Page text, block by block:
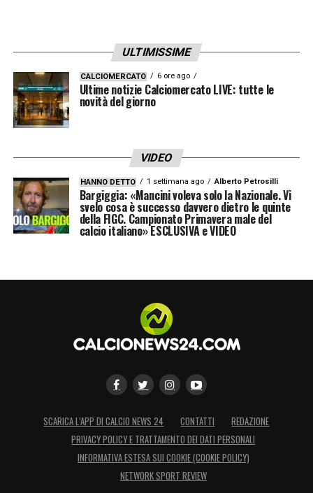
ULTIMISSIME
CALCIOMERCATO 6 ore ago
Ultime notizie Calciomercato LIVE: tutte le
novità del giorno
VIDEO
HANNO DETTO 1 settimana ago Alberto Petrosilli
Bargiggia: «Mancini voleva solo la Nazionale. Vi
svelo cosa è successo davvero dietro le quinte
della FIGC. Campionato Primavera male del
calcio italiano» ESCLUSIVA e VIDEO
SCARICA L’APP DI CALCIO NEWS 24 CONTATTI
REDAZIONE
PRIVACY POLICY E TRATTAMENTO DEI DATI PERSONALI
INFORMATIVA ESTESA SUI COOKIE (COOKIE POLICY)
NETWORK SPORT REVIEW